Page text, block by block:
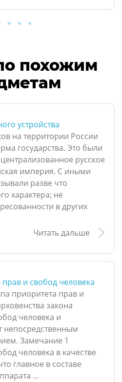
похожим
устройства
на территории России
государства. Это были
русское
империя. С иными
разве что
характера; не
в других
Читать дальше
и свобод человека
приоритета прав и
закона
человека и
непосредственным
Замечание 1
человека в качестве
главное в составе
...